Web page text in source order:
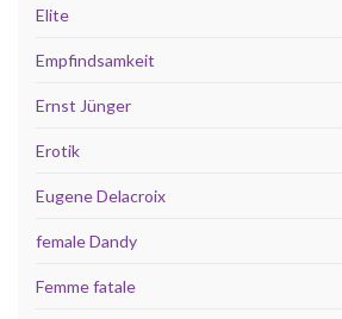
Elite
Empfindsamkeit
Ernst Jünger
Erotik
Eugene Delacroix
female Dandy
Femme fatale